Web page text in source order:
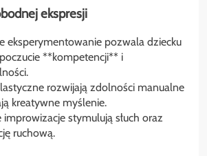
ekspresji
eksperymentowanie pozwala dziecku
**kompetencji** i
rozwijają zdolności manualne
kreatywne myślenie.
improwizacje stymulują słuch oraz
ruchową.